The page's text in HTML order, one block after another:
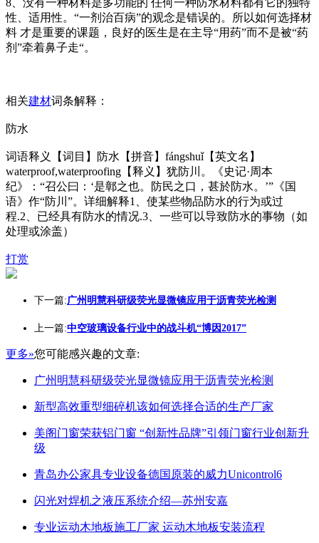
8、没有一种材料是多功能的 任何一种防水材料都有它的独特
性、适用性。“一剂治百病”的观念是错误的。所以如何选择材
料 才是重要的课题，良好的医生是在主导“用药”而不是被“药
剂”牵着鼻子走“。
相关建材词条解释：
防水
词语释义【词目】防水【拼音】fángshuǐ【英文名】
waterproof,waterproofing【释义】犹防川。《史记·周本
纪》：“召公曰：‘是鄣之也。防民之口，甚於防水。’”《国
语》作“防川”。详细解释1、使某些物品防水的行为或过
程.2、已经具有防水的情况.3、一些可以导致防水的事物（如
处理或涂盖）
打赏
下一篇:广州明慧科研级荧光显微镜应用于沥青荧光检测
上一篇:中空玻璃设备行业中的战斗机“博因2017”
更多»您可能感兴趣的文章:
广州明慧科研级荧光显微镜应用于沥青荧光检测
新型高效重型细碎机该如何选择合适的生产厂家
美阁门窗荣获铝门窗 “创新性品牌”引领门窗行业创新升
级
青岛办公家具专业设备德国原装的威力Unicontrol6
闪光对焊机之液压系统介绍—苏州安嘉
专业运动木地板施工厂家 运动木地板安装流程